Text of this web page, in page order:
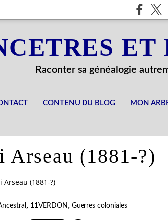
ET
Raconter sa généalogie
CONTENU DU BLOG MON
Arseau (1881-?)
Arseau (1881-?)
, 11VERDON , Guerres coloniales